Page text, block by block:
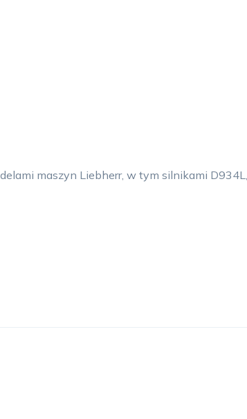
maszyn Liebherr, w tym silnikami